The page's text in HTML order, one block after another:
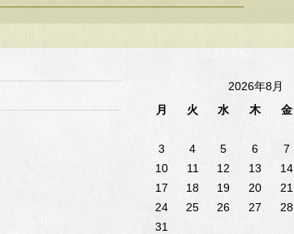
2026年8月
月
火 水 木 金
3
4 5 6 7
10
11 12 13 14
17
18 19 20 21
24
25 26 27 28
31